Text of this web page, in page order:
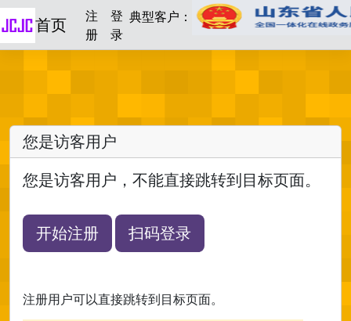
首页
注
册
登
录
典型客户：
您是访客用户
您是访客用户，不能直接跳转到目标页面。
开始注册 扫码登录
注册用户可以直接跳转到目标页面。